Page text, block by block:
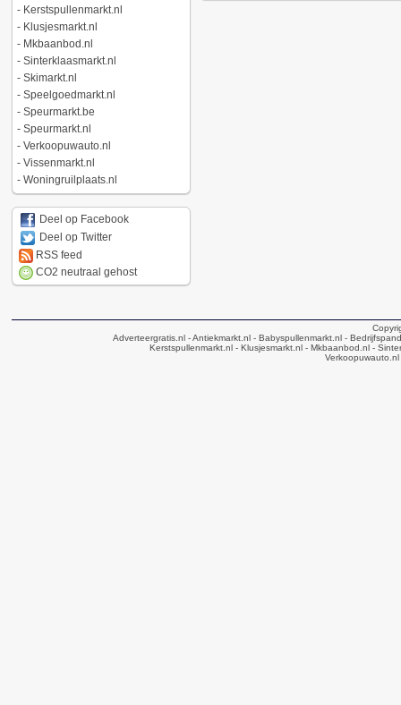
- Kerstspullenmarkt.nl
- Klusjesmarkt.nl
- Mkbaanbod.nl
- Sinterklaasmarkt.nl
- Skimarkt.nl
- Speelgoedmarkt.nl
- Speurmarkt.be
- Speurmarkt.nl
- Verkoopuwauto.nl
- Vissenmarkt.nl
- Woningruilplaats.nl
Deel op Facebook
Deel op Twitter
RSS feed
CO2 neutraal gehost
Adverteergratis.nl - Antiekmarkt.nl - Babyspullenmarkt.nl -
Kerstspullenmarkt.nl- Klusjesmarkt.nl- Mkbaanbod.nl-
Verkoopuwauto.nl